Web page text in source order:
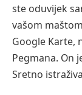
ste oduvijek
vašom
Google Karte,
Pegmana. On
Sretno